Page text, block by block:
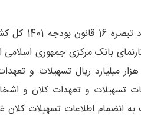
به گزارش روابط عمومی
بانک مرکزی جمهوری اسلامی
میلیارد ریال تسهیلات و
تسهیلات و تعهدات کلان و
انضمام اطلاعات تسهیلات کلان